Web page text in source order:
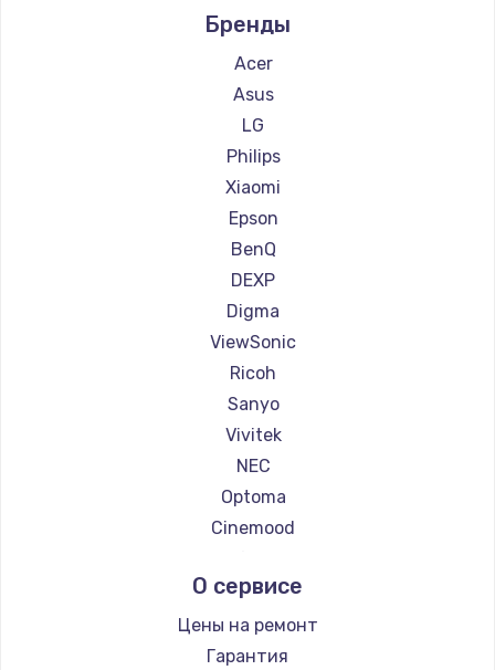
Установка драйверов
875 руб.
Заказать
1490 руб.
Заказать
Увеличение оперативной памяти
1100 руб.
Заказать
Ремонт дисковода
1400 руб.
Заказать
Замена крышки ноутбука
Заказать
Замена HDMI
Ремонт проекторов Barco
Ремонт проекторов Xgimi
Ремонт проекторов Canon
Ремонт проекторов JVC
Ремонт проекторов Casio
Ремонт проекторов Hiper
Ремонт проекторов HITACHI
Ремонт проекторов Panasonic
Ремонт проекторов Hisense
Бренды
Acer
Asus
LG
Philips
Xiaomi
Epson
BenQ
DEXP
Digma
ViewSonic
Ricoh
Sanyo
Vivitek
NEC
Optoma
Cinemood
Barco
Xgimi
Canon
О сервисе
Цены на ремонт
Гарантия